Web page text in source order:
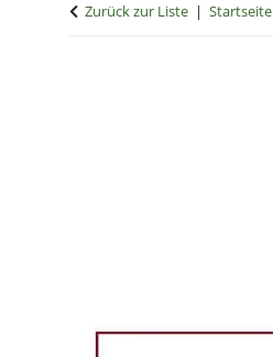
Zurück zur Liste Startseite